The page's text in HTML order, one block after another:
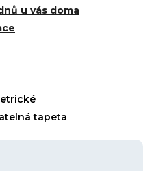
u vás doma
tapeta